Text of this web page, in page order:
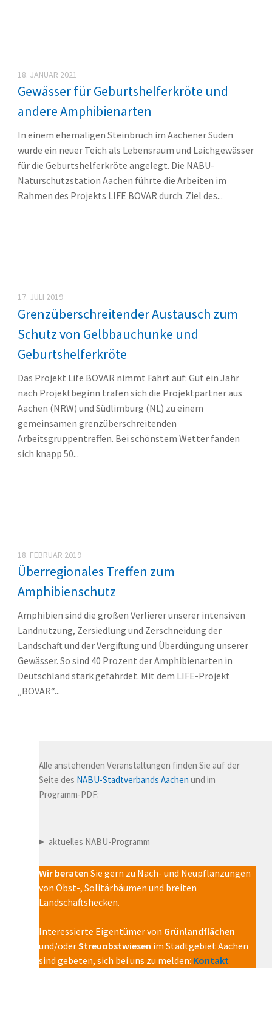
18. JANUAR 2021
Gewässer für Geburtshelferkröte und
andere Amphibienarten
In einem ehemaligen Steinbruch im Aachener Süden
wurde ein neuer Teich als Lebensraum und Laichgewässer
für die Geburtshelferkröte angelegt. Die NABU-
Naturschutzstation Aachen führte die Arbeiten im
Rahmen des Projekts LIFE BOVAR durch. Ziel des...
17. JULI 2019
Grenzüberschreitender Austausch zum
Schutz von Gelbbauchunke und
Geburtshelferkröte
Das Projekt Life BOVAR nimmt Fahrt auf: Gut ein Jahr
nach Projektbeginn trafen sich die Projektpartner aus
Aachen (NRW) und Südlimburg (NL) zu einem
gemeinsamen grenzüberschreitenden
Arbeitsgruppentreffen. Bei schönstem Wetter fanden
sich knapp 50...
18. FEBRUAR 2019
Überregionales Treffen zum
Amphibienschutz
Amphibien sind die großen Verlierer unserer intensiven
Landnutzung, Zersiedlung und Zerschneidung der
Landschaft und der Vergiftung und Überdüngung unserer
Gewässer. So sind 40 Prozent der Amphibienarten in
Deutschland stark gefährdet. Mit dem LIFE-Projekt
„BOVAR“...
Alle anstehenden Veranstaltungen finden Sie auf der
Seite des NABU-Stadtverbands Aachen und im
Programm-PDF:
aktuelles NABU-Programm
Wir beraten Sie gern zu Nach- und Neupflanzungen
von Obst-, Solitärbäumen und breiten
Landschaftshecken.
Interessierte Eigentümer von Grünlandflächen
und/oderStreuobstwiesen im Stadtgebiet Aachen
sind gebeten, sich bei uns zu melden: Kontakt